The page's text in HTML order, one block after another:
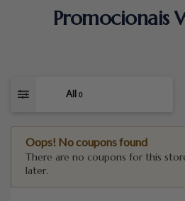
Promocionais
All 0
Oops! No coupons found
There are no coupons for this
later.